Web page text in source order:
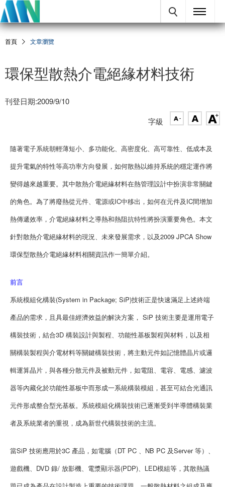
首頁 文章瀏覽
環保型散熱介電絕緣材料技術
刊登日期:2009/9/10
字級
隨著電子系統朝輕薄短小、多功能化、高密度化、高可靠性、低成本及
提升電氣的特性等高功率方向發展，如何散熱以維持系統的穩定運作將
變得越來越重要。其中散熱介電絕緣材料在熱管理設計中扮演非常關鍵
的角色。為了將廢熱從元件、電源或IC中移出，如何在元件及IC間增加
熱傳遞效率，介電絕緣材料之導熱和熱阻抗特性將扮演重要角色。本文
針對散熱介電絕緣材料的現況、未來發展需求，以及2009 JPCA Show
環保型散熱介電絕緣材料相關資訊作一簡單介紹。
前言
系統模組化構裝(System in Package; SiP)技術正是快速滿足上述終端
產品的需求，且具最佳經濟效益的解決方案， SiP 技術主要是運用電子
構裝技術，結合3D 構裝設計與製程、功能性基板製程與材料，以及相
關構裝製程與介電材料等關鍵構裝技術，將主動元件如記憶體晶片或邏
輯運算晶片，與各種分散元件及被動元件，如電阻、電容、電感、濾波
器等內藏化於功能性基板中而形成一系統構裝模組，甚至可結合光通訊
元件形成整合型光基板。系統模組化構裝技術已逐漸受到半導體構裝業
者及系統業者的重視，成為新世代構裝技術的主流。
當SiP 技術應用於3C 產品，如電腦（DT PC 、NB PC 及Server 等）、
遊戲機、DVD 錄/ 放影機、電漿顯示器(PDP)、LED模組等，其散熱議